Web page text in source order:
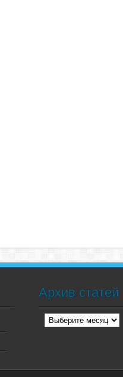
Архив статей
Архив
статей